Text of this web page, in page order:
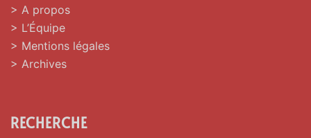
> A propos
> L’Équipe
> Mentions légales
> Archives
RECHERCHE